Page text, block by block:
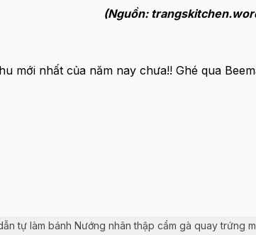
(Nguồn:
mới nhất của năm nay chưa!! Ghé qua
tự làm bánh Nướng nhân thập cẩm gà quay trứng